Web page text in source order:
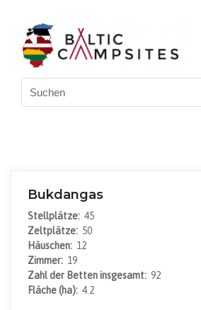
Bukdangas
Stellplätze: 45
Zeltplätze: 50
Häuschen: 12
Zimmer: 19
Zahl der Betten insgesamt: 92
Fläche (ha): 4.2